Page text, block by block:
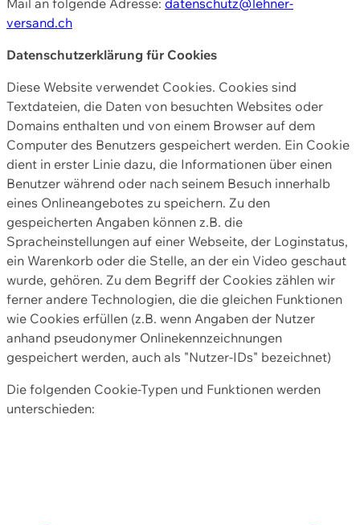
versand.ch
Datenschutzerklärung für Cookies
Diese Website verwendet Cookies. Cookies sind
Textdateien, die Daten von besuchten Websites oder
Domains enthalten und von einem Browser auf dem
Computer des Benutzers gespeichert werden. Ein Cookie
dient in erster Linie dazu, die Informationen über einen
Benutzer während oder nach seinem Besuch innerhalb
eines Onlineangebotes zu speichern. Zu den
gespeicherten Angaben können z.B. die
Spracheinstellungen auf einer Webseite, der Loginstatus,
ein Warenkorb oder die Stelle, an der ein Video geschaut
wurde, gehören. Zu dem Begriff der Cookies zählen wir
ferner andere Technologien, die die gleichen Funktionen
wie Cookies erfüllen (z.B. wenn Angaben der Nutzer
anhand pseudonymer Onlinekennzeichnungen
gespeichert werden, auch als "Nutzer-IDs" bezeichnet)
Die folgenden Cookie-Typen und Funktionen werden
unterschieden: